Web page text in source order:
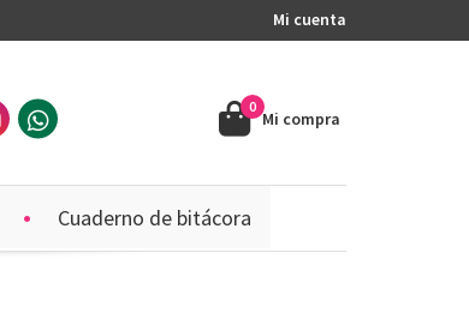
Mi cuenta
Mi compra
0
Cuaderno de bitácora